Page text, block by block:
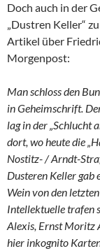
Doch auch in der
„Dustren Keller“
Artikel über
Morgenpost:
Man schloss den
in Geheimschrift.
lag in der „Schlucht
dort, wo heute die
Nostitz- / Arndt-
Dusteren Keller gab
Wein von den
Intellektuelle trafen
Alexis, Ernst Moritz
hier inkognito